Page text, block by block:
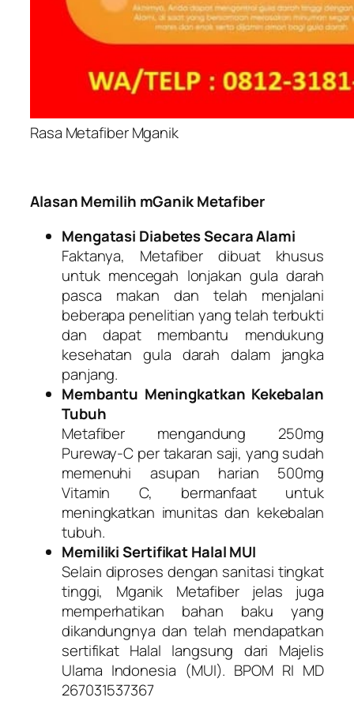
Rasa Metafiber Mganik
Alasan Memilih mGanik Metafiber
Mengatasi Diabetes Secara Alami
Faktanya, Metafiber dibuat khusus
untuk mencegah lonjakan gula darah
pasca makan dan telah menjalani
beberapa penelitian yang telah terbukti
dan dapat membantu mendukung
kesehatan gula darah dalam jangka
panjang.
Membantu Meningkatkan Kekebalan
Tubuh
Metafiber mengandung 250mg
Pureway-C per takaran saji, yang sudah
memenuhi asupan harian 500mg
Vitamin C, bermanfaat untuk
meningkatkan imunitas dan kekebalan
tubuh.
Memiliki Sertifikat Halal MUI
Selain diproses dengan sanitasi tingkat
tinggi, Mganik Metafiber jelas juga
memperhatikan bahan baku yang
dikandungnya dan telah mendapatkan
sertifikat Halal langsung dari Majelis
Ulama Indonesia (MUI). BPOM RI MD
267031537367